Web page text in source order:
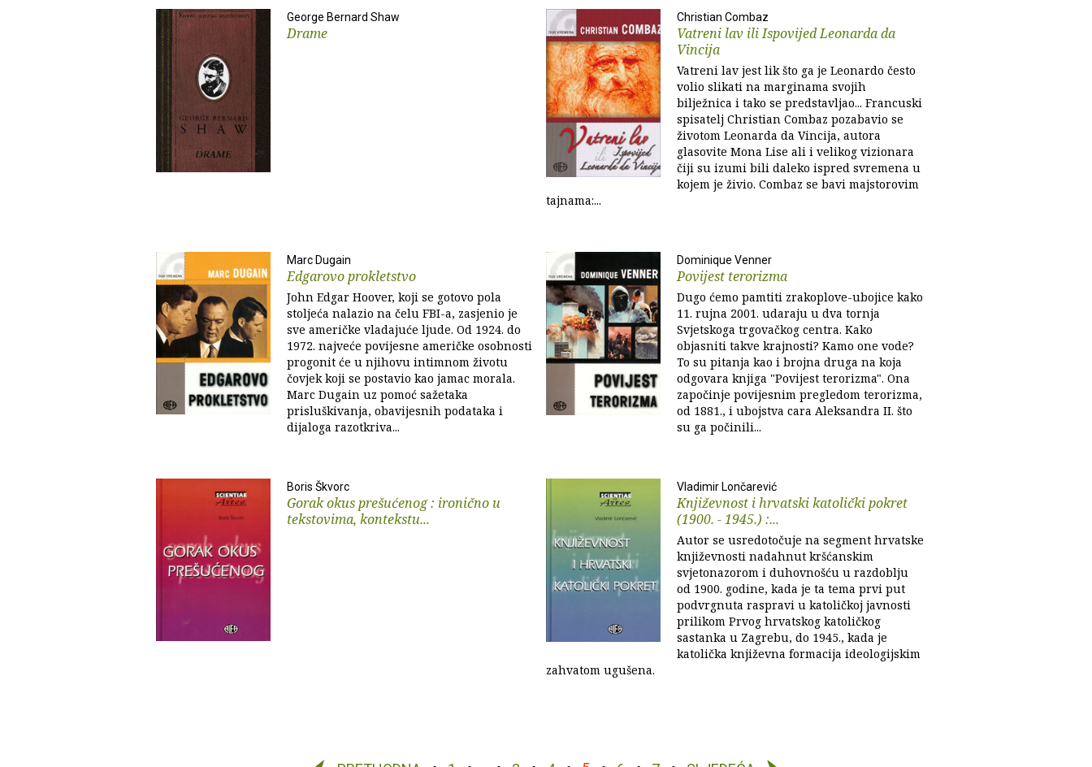
George Bernard Shaw
Drame
Christian Combaz
Vatreni lav ili Ispovijed Leonarda da
Vincija
Vatreni lav jest lik što ga je Leonardo često
volio slikati na marginama svojih
bilježnica i tako se predstavljao... Francuski
spisatelj Christian Combaz pozabavio se
životom Leonarda da Vincija, autora
glasovite Mona Lise ali i velikog vizionara
čiji su izumi bili daleko ispred svremena u
kojem je živio. Combaz se bavi majstorovim
tajnama:...
Marc Dugain
Edgarovo prokletstvo
John Edgar Hoover, koji se gotovo pola
stoljeća nalazio na čelu FBI-a, zasjenio je
sve američke vladajuće ljude. Od 1924. do
1972. najveće povijesne američke osobnosti
progonit će u njihovu intimnom životu
čovjek koji se postavio kao jamac morala.
Marc Dugain uz pomoć sažetaka
prisluškivanja, obavijesnih podataka i
dijaloga razotkriva...
Dominique Venner
Povijest terorizma
Dugo ćemo pamtiti zrakoplove-ubojice kako
11. rujna 2001. udaraju u dva tornja
Svjetskoga trgovačkog centra. Kako
objasniti takve krajnosti? Kamo one vode?
To su pitanja kao i brojna druga na koja
odgovara knjiga "Povijest terorizma". Ona
započinje povijesnim pregledom terorizma,
od 1881., i ubojstva cara Aleksandra II. što
su ga počinili...
Boris Škvorc
Gorak okus prešućenog : ironično u
tekstovima, kontekstu...
Vladimir Lončarević
Književnost i hrvatski katolički pokret
(1900. - 1945.) :...
Autor se usredotočuje na segment hrvatske
književnosti nadahnut kršćanskim
svjetonazorom i duhovnošću u razdoblju
od 1900. godine, kada je ta tema prvi put
podvrgnuta raspravi u katoličkoj javnosti
prilikom Prvog hrvatskog katoličkog
sastanka u Zagrebu, do 1945., kada je
katolička književna formacija ideologijskim
zahvatom ugušena.